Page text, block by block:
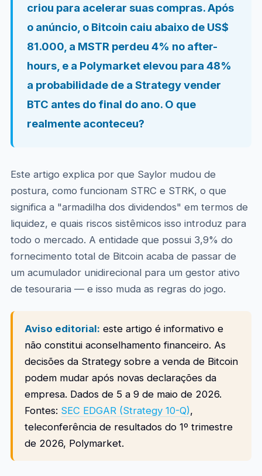
criou para acelerar suas compras. Após
o anúncio, o Bitcoin caiu abaixo de US$
81.000, a MSTR perdeu 4% no after-
hours, e a Polymarket elevou para 48%
a probabilidade de a Strategy vender
BTC antes do final do ano. O que
realmente aconteceu?
Este artigo explica por que Saylor mudou de
postura, como funcionam STRC e STRK, o que
significa a "armadilha dos dividendos" em termos de
liquidez, e quais riscos sistêmicos isso introduz para
todo o mercado. A entidade que possui 3,9% do
fornecimento total de Bitcoin acaba de passar de
um acumulador unidirecional para um gestor ativo
de tesouraria — e isso muda as regras do jogo.
Aviso editorial: este artigo é informativo e
não constitui aconselhamento financeiro. As
decisões da Strategy sobre a venda de Bitcoin
podem mudar após novas declarações da
empresa. Dados de 5 a 9 de maio de 2026.
Fontes: SEC EDGAR (Strategy 10-Q),
teleconferência de resultados do 1º trimestre
de 2026, Polymarket.